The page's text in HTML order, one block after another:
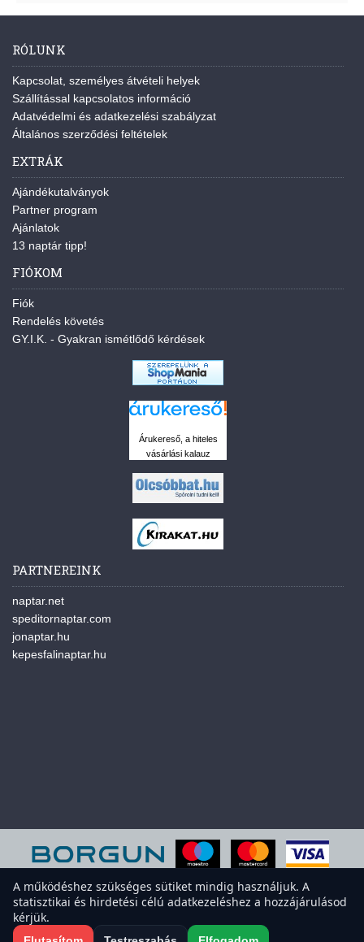
RÓLUNK
Kapcsolat, személyes átvételi helyek
Szállítással kapcsolatos információ
Adatvédelmi és adatkezelési szabályzat
Általános szerződési feltételek
EXTRÁK
Ajándékutalványok
Partner program
Ajánlatok
13 naptár tipp!
FIÓKOM
Fiók
Rendelés követés
GY.I.K. - Gyakran ismétlődő kérdések
Árukereső, a hiteles
vásárlási kalauz
PARTNEREINK
naptar.net
speditornaptar.com
jonaptar.hu
kepesfalinaptar.hu
A működéshez szükséges sütiket mindig használjuk. A
statisztikai és hirdetési célú adatkezeléshez a hozzájárulásod
kérjük.A weboldal sütiket használ a felhasználói élmény javítása érdekében.
Elfogadod a sütiket?